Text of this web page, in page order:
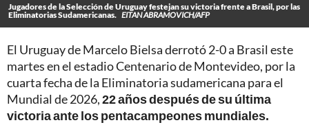
Jugadores de la Selección de Uruguay festejan su victoria frente a Brasil, por las
Eliminatorias Sudamericanas. EITAN ABRAMOVICH/AFP
El Uruguay de Marcelo Bielsa derrotó 2-0 a Brasil este
martes en el estadio Centenario de Montevideo, por la
cuarta fecha de la Eliminatoria sudamericana para el
Mundial de 2026,22 años después de su última
victoria ante los pentacampeones mundiales.